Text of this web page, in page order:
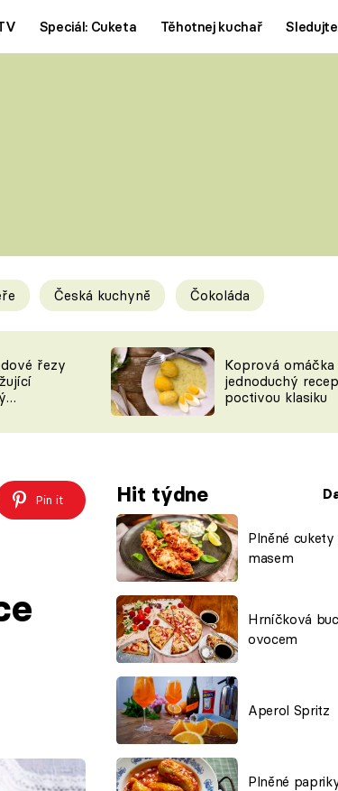
Speciál: Cuketa Těhotnej kuchař
Novinky
ŠÉFREDAKTORKY
ČASOPIS
Prima
Sledujte
Česká kuchyně Čokoláda
řezy
Koprová
jednoduchý
poctivou klasiku
Pin it Hit týdne
Plněné
masem
Hrníčková
ovocem
Aperol Spritz
Plněné